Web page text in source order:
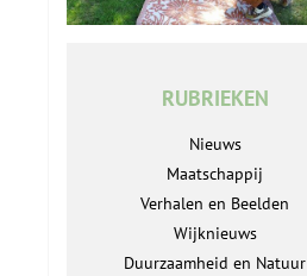
RUBRIEKEN
Nieuws
Maatschappij
Verhalen en Beelden
Wijknieuws
Duurzaamheid en Natuur